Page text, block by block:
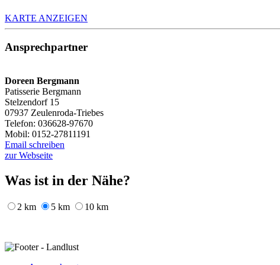
KARTE ANZEIGEN
Ansprechpartner
Doreen Bergmann
Patisserie Bergmann
Stelzendorf 15
07937 Zeulenroda-Triebes
Telefon: 036628-97670
Mobil: 0152-27811191
Email schreiben
zur Webseite
Was ist in der Nähe?
2 km 5 km 10 km